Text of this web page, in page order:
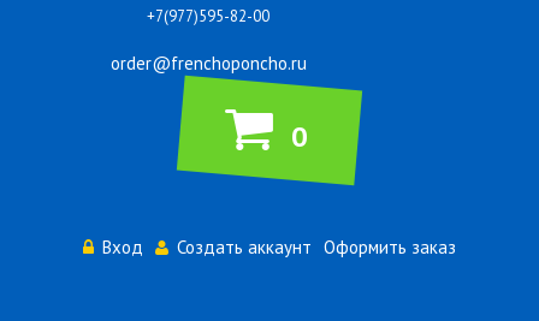
+7(977)595-82-00
order@frenchoponcho.ru
0
Вход Создать аккаунт Оформить заказ